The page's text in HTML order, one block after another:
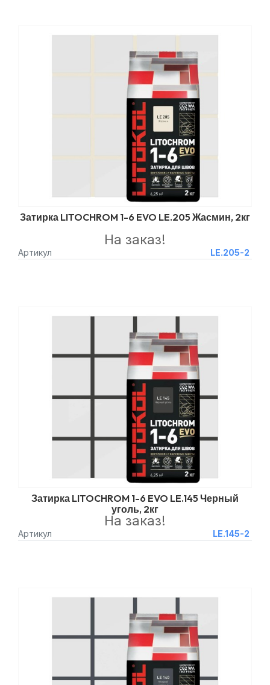
Затирка LITOCHROM 1-6 EVO LE.205 Жасмин, 2кг
Артикул LE.205-2
На заказ!
Затирка LITOCHROM 1-6 EVO LE.145 Черный
уголь, 2кг
Артикул LE.145-2
На заказ!